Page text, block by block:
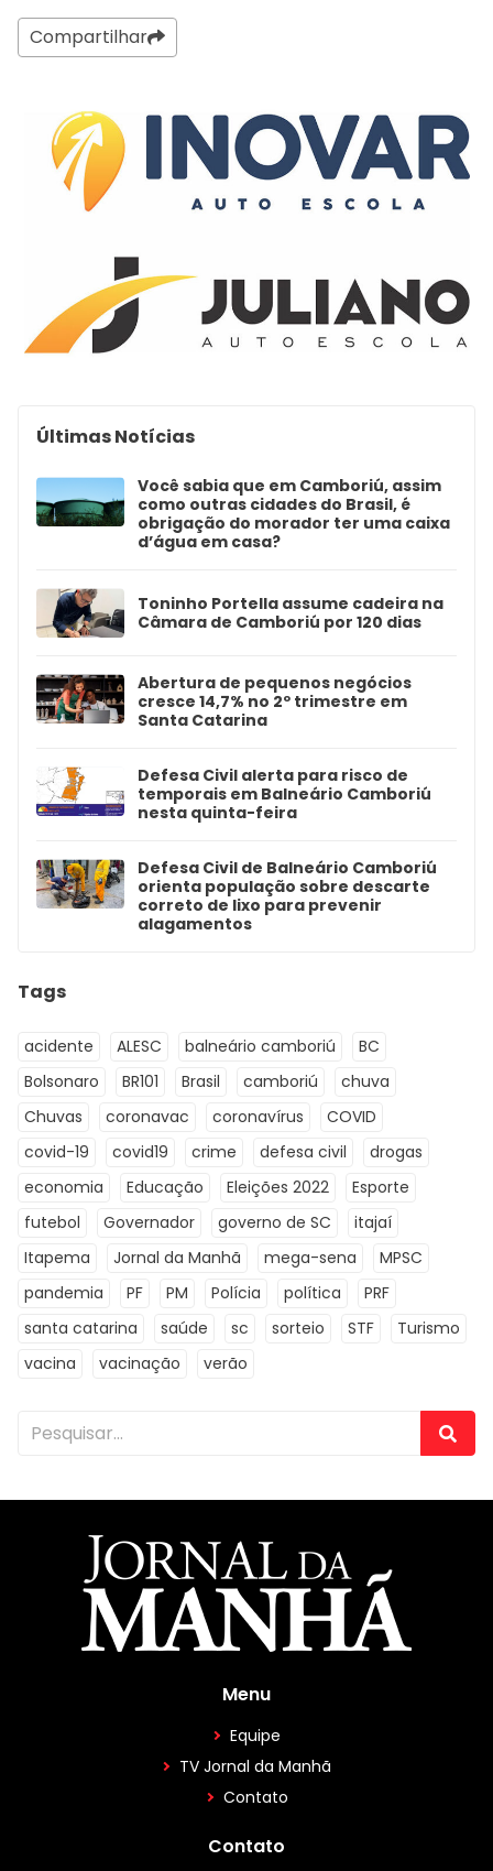
Compartilhar
Últimas Notícias
Você sabia que em Camboriú, assim
como outras cidades do Brasil, é
obrigação do morador ter uma caixa
d’água em casa?
Toninho Portella assume cadeira na
Câmara de Camboriú por 120 dias
Abertura de pequenos negócios
cresce 14,7% no 2º trimestre em
Santa Catarina
Defesa Civil alerta para risco de
temporais em Balneário Camboriú
nesta quinta-feira
Defesa Civil de Balneário Camboriú
orienta população sobre descarte
correto de lixo para prevenir
alagamentos
Tags
acidente ALESC balneário camboriú
BC
Bolsonaro
BR101 Brasil camboriú
chuva
Chuvas
coronavac coronavírus
COVID
covid-19
covid19 crime defesa civil
drogas
economia
Educação Eleições 2022
Esporte
futebol
Governador governo de SC
itajaí
Itapema
Jornal da Manhã mega-sena
MPSC
pandemia
PF PM Polícia política
PRF
santa catarina
saúde sc sorteio STF
Turismo
vacina
vacinação verão
Menu
Equipe
TV Jornal da Manhã
Contato
Contato